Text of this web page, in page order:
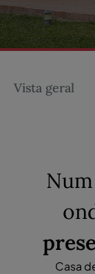
Vista geral
Casa